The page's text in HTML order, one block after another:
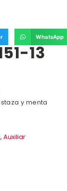
WhatsApp
13
y menta
, Auxiliar